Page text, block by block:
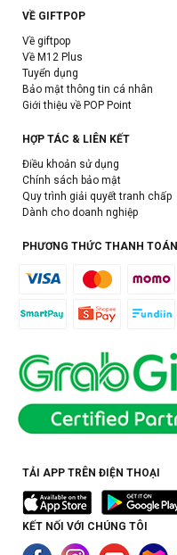
VỀ GIFTPOP
Về giftpop
Về M12 Plus
Tuyển dụng
Bảo mật thông tin cá nhân
Giới thiệu về POP Point
HỢP TÁC & LIÊN KẾT
Điều khoản sử dụng
Chính sách bảo mật
Quy trình giải quyết tranh chấp
Dành cho doanh nghiệp
PHƯƠNG THỨC THANH TOÁN
TẢI APP TRÊN ĐIỆN THOẠI
KẾT NỐI VỚI CHÚNG TÔI